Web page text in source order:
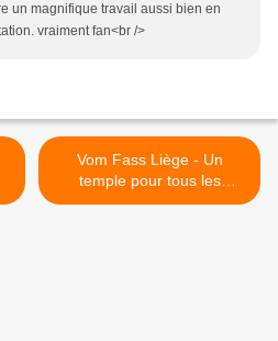
un magnifique travail aussi bien en
vraiment fan<br />
Vom Fass Liège - Un
temple pour tous les
gourmets >